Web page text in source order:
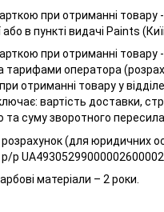
при отриманні товару -
або в пункті видачі Paints
при отриманні товару -
тарифами оператора
отриманні товару у
вартість доставки,
та суму зворотного
розрахунок (для юридичних
р/р
матеріали – 2 роки.